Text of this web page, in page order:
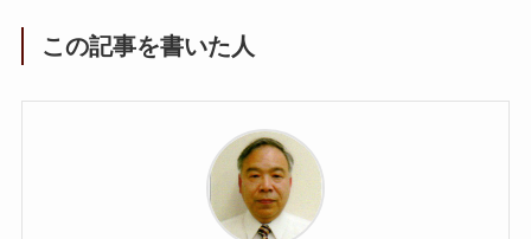
この記事を書いた人